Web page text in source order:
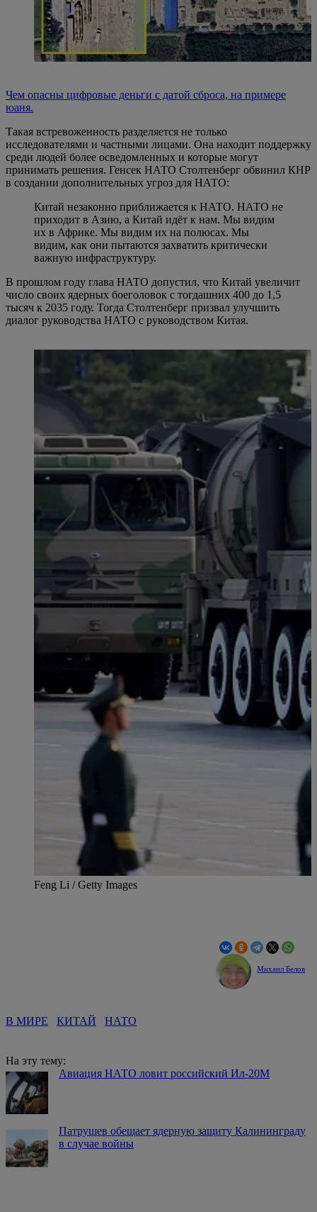
Чем опасны цифровые деньги с датой сброса, на примере
юаня.
Такая встревоженность разделяется не только
исследователями и частными лицами. Она находит поддержку
среди людей более осведомленных и которые могут
принимать решения. Генсек НАТО Столтенберг обвинил КНР
в создании дополнительных угроз для НАТО:
Китай незаконно приближается к НАТО. НАТО не
приходит в Азию, а Китай идёт к нам. Мы видим
их в Африке. Мы видим их на полюсах. Мы
видим, как они пытаются захватить критически
важную инфраструктуру.
В прошлом году глава НАТО допустил, что Китай увеличит
число своих ядерных боеголовок с тогдашних 400 до 1,5
тысяч к 2035 году. Тогда Столтенберг призвал улучшить
диалог руководства НАТО с руководством Китая.
Feng Li / Getty Images
Михаил Белов
В МИРЕ КИТАЙ НАТО
На эту тему:
Авиация НАТО ловит российский Ил-20М
Патрушев обещает ядерную защиту Калининграду
в случае войны